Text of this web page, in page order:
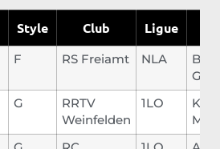
Style Club Ligue
F RS Freiamt NLA
G
RRTV
Weinfelden
1LO